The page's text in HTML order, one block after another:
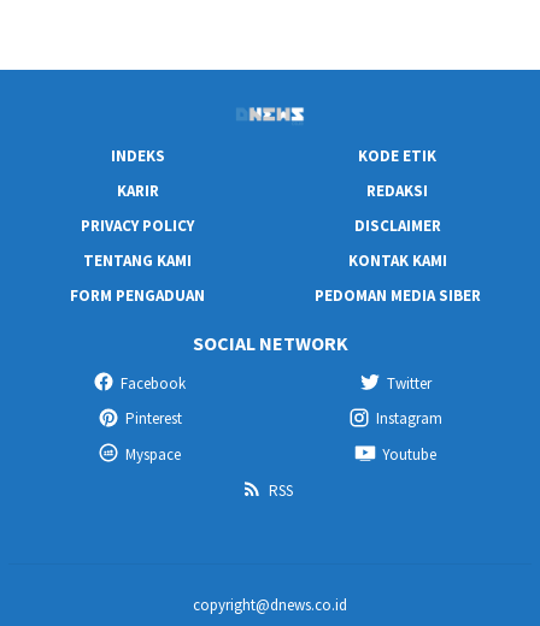
INDEKS
KODE ETIK
KARIR
REDAKSI
PRIVACY POLICY
DISCLAIMER
TENTANG KAMI
KONTAK KAMI
FORM PENGADUAN
PEDOMAN MEDIA SIBER
SOCIAL NETWORK
Facebook
Twitter
Pinterest
Instagram
Myspace
Youtube
RSS
copyright@dnews.co.id